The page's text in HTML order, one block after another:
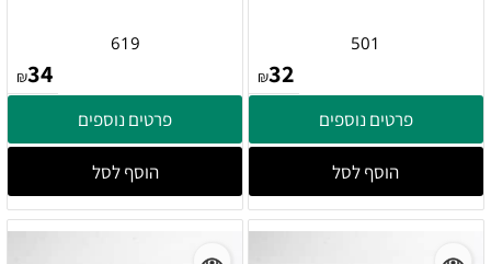
501
₪32
פרטים נוספים
הוסף לסל
619
₪34
פרטים נוספים
הוסף לסל